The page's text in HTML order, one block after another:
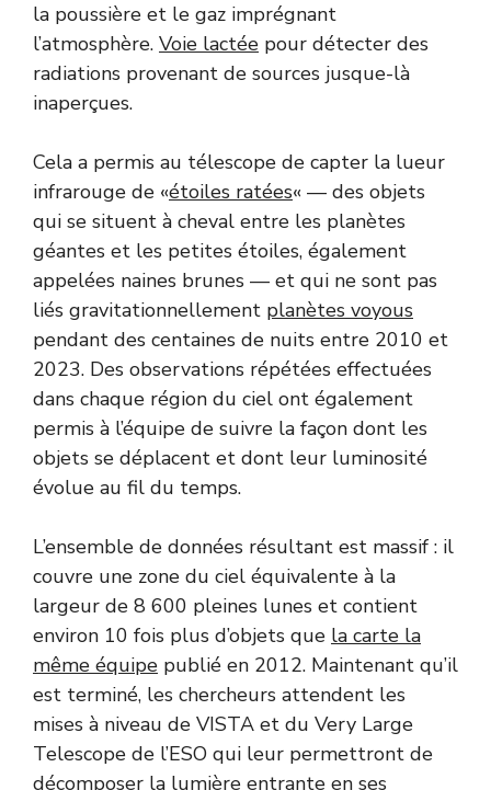
la poussière et le gaz imprégnant
l’atmosphère. Voie lactée pour détecter des
radiations provenant de sources jusque-là
inaperçues.
Cela a permis au télescope de capter la lueur
infrarouge de «étoiles ratées« — des objets
qui se situent à cheval entre les planètes
géantes et les petites étoiles, également
appelées naines brunes — et qui ne sont pas
liés gravitationnellement planètes voyous
pendant des centaines de nuits entre 2010 et
2023. Des observations répétées effectuées
dans chaque région du ciel ont également
permis à l’équipe de suivre la façon dont les
objets se déplacent et dont leur luminosité
évolue au fil du temps.
L’ensemble de données résultant est massif : il
couvre une zone du ciel équivalente à la
largeur de 8 600 pleines lunes et contient
environ 10 fois plus d’objets que la carte la
même équipe publié en 2012. Maintenant qu’il
est terminé, les chercheurs attendent les
mises à niveau de VISTA et du Very Large
Telescope de l’ESO qui leur permettront de
décomposer la lumière entrante en ses